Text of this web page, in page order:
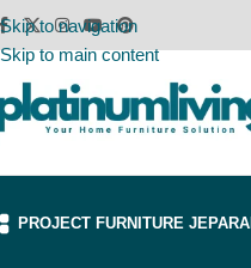
Skip to navigation
Skip to main content
PROJECT FURNITURE JEPARA